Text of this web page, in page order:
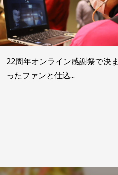
22周年オンライン感謝祭で決ま
ったファンと仕込...